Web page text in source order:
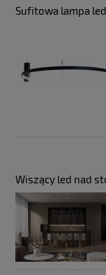
Sufitowa lampa
Wiszący led nad